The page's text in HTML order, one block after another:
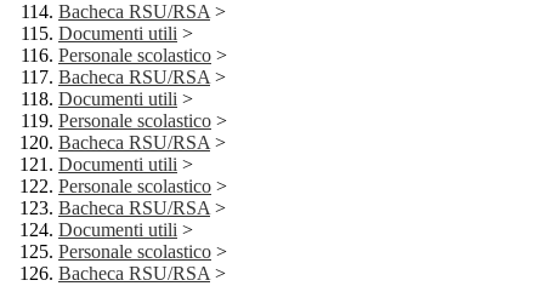
Bacheca RSU/RSA >
Documenti utili >
Personale scolastico >
Bacheca RSU/RSA >
Documenti utili >
Personale scolastico >
Bacheca RSU/RSA >
Documenti utili >
Personale scolastico >
Bacheca RSU/RSA >
Documenti utili >
Personale scolastico >
Bacheca RSU/RSA >